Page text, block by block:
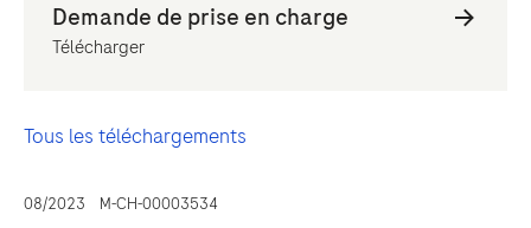
Télécharger
Tous les téléchargements
08/2023 M-CH-00003534